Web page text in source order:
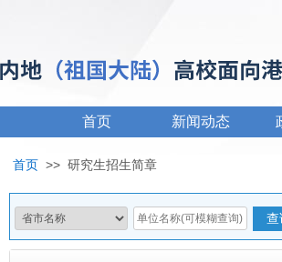
首页 新闻动态
首页 >> 研究生招生简章